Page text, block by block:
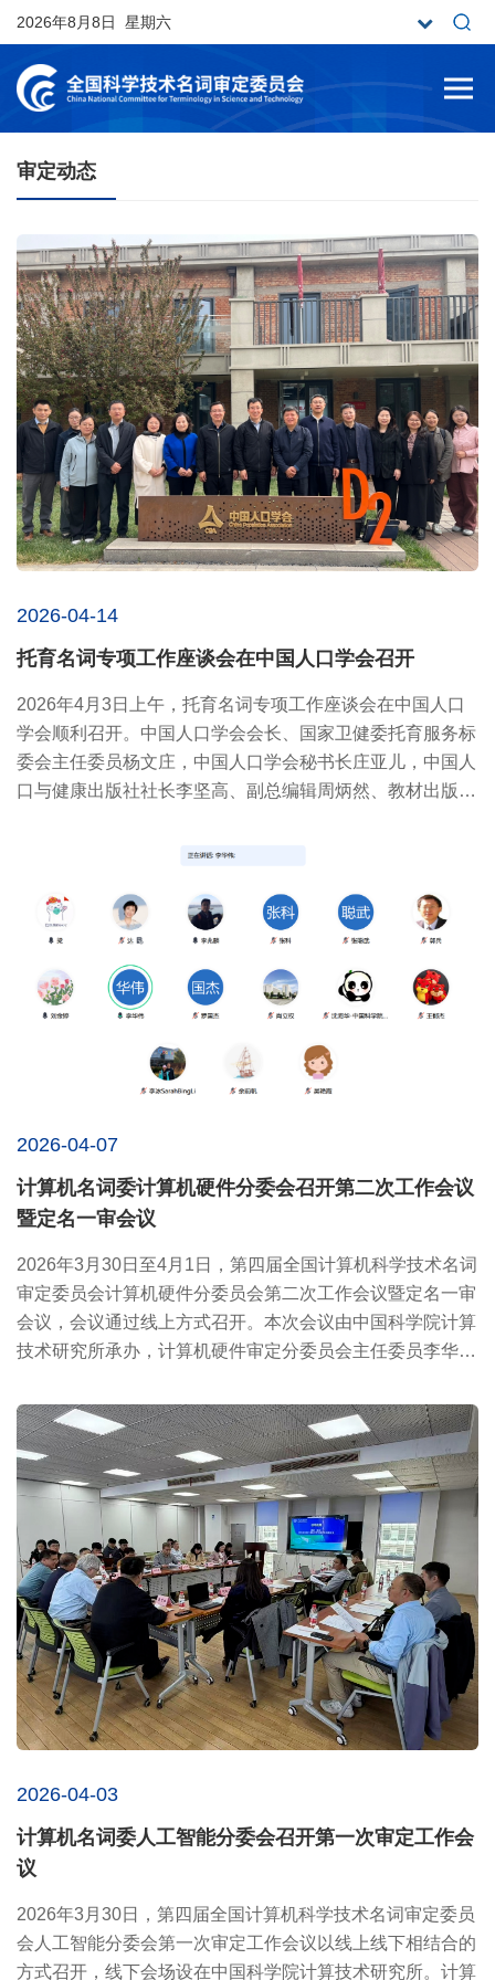
2026年8月8日 星期六
审定动态
2026-04-14
托育名词专项工作座谈会在中国人口学会召开
2026年4月3日上午，托育名词专项工作座谈会在中国人口
学会顺利召开。中国人口学会会长、国家卫健委托育服务标
委会主任委员杨文庄，中国人口学会秘书长庄亚儿，中国人
口与健康出版社社长李坚高、副总编辑周炳然、教材出版中
2026-04-07
计算机名词委计算机硬件分委会召开第二次工作会议
暨定名一审会议
2026年3月30日至4月1日，第四届全国计算机科学技术名词
审定委员会计算机硬件分委员会第二次工作会议暨定名一审
会议，会议通过线上方式召开。本次会议由中国科学院计算
技术研究所承办，计算机硬件审定分委员会主任委员李华伟
2026-04-03
计算机名词委人工智能分委会召开第一次审定工作会
议
2026年3月30日，第四届全国计算机科学技术名词审定委员
会人工智能分委会第一次审定工作会议以线上线下相结合的
方式召开，线下会场设在中国科学院计算技术研究所。计算